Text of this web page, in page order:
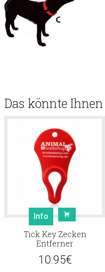
Das könnte
Info
Tick Key Zecken
Entferner
10.95€